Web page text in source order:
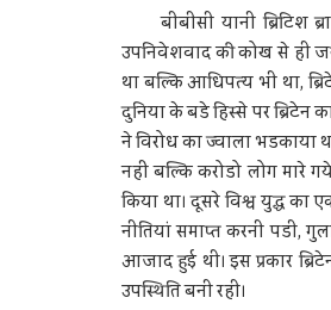
बीबीसी यानी ब्रिटिश
उपनिवेशवाद की कोख से ही
था बल्कि आधिपत्य भी था,
दुनिया के बडे हिस्से पर ब्रिटेन
ने विरोध का ज्वाला भडकाया
नहीं बल्कि करोडो लोग मारे
किया था। दूसरे विश्व युद्ध
नीतियां समाप्त करनी पडी,
आजाद हुई थी। इस प्रकार
उपस्थिति बनी रही।